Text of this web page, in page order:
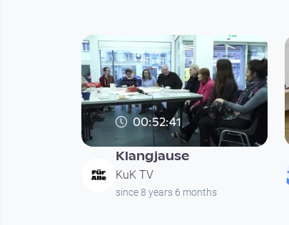
00:52:41
Klangjause
KuK TV
since 8 years 6 months